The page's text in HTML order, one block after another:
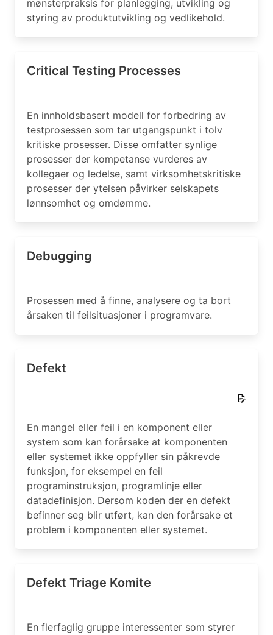
mønsterpraksis for planlegging, utvikling og
styring av produktutvikling og vedlikehold.
Critical Testing Processes
En innholdsbasert modell for forbedring av
testprosessen som tar utgangspunkt i tolv
kritiske prosesser. Disse omfatter synlige
prosesser der kompetanse vurderes av
kollegaer og ledelse, samt virksomhetskritiske
prosesser der ytelsen påvirker selskapets
lønnsomhet og omdømme.
Debugging
Prosessen med å finne, analysere og ta bort
årsaken til feilsituasjoner i programvare.
Defekt
En mangel eller feil i en komponent eller
system som kan forårsake at komponenten
eller systemet ikke oppfyller sin påkrevde
funksjon, for eksempel en feil
programinstruksjon, programlinje eller
datadefinisjon. Dersom koden der en defekt
befinner seg blir utført, kan den forårsake et
problem i komponenten eller systemet.
Defekt Triage Komite
En flerfaglig gruppe interessenter som styrer